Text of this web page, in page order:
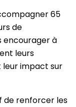
65
de
encourager à
leurs
leur impact sur
de renforcer les